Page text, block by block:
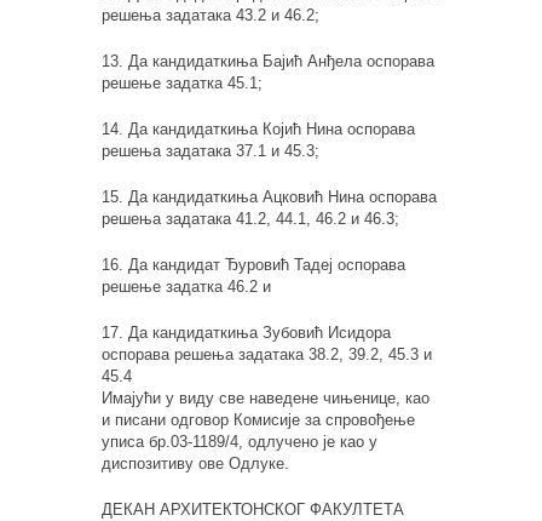
решења задатака 43.2 и 46.2;
13. Да кандидаткиња Бајић Анђела оспорава
решење задатка 45.1;
14. Да кандидаткиња Којић Нина оспорава
решења задатака 37.1 и 45.3;
15. Да кандидаткиња Ацковић Нина оспорава
решења задатака 41.2, 44.1, 46.2 и 46.3;
16. Да кандидат Ђуровић Тадеј оспорава
решење задатка 46.2 и
17. Да кандидаткиња Зубовић Исидора
оспорава решења задатака 38.2, 39.2, 45.3 и
45.4
Имајући у виду све наведене чињенице, као
и писани одговор Комисије за спровођење
уписа бр.03-1189/4, одлучено је као у
диспозитиву ове Одлуке.
ДЕКАН АРХИТЕКТОНСКОГ ФАКУЛТЕТА